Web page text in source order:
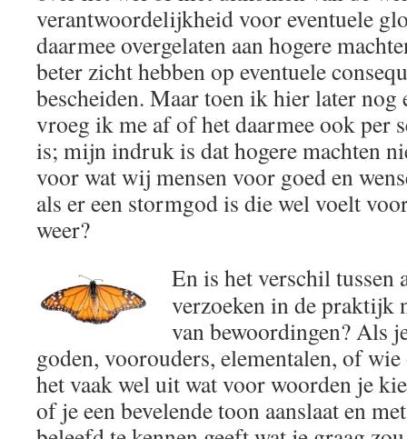
verantwoordelijkheid voor eventuele
daarmee overgelaten aan hogere
beter zicht hebben op eventuele
bescheiden. Maar toen ik hier later nog
vroeg ik me af of het daarmee ook per
is; mijn indruk is dat hogere machten
voor wat wij mensen voor goed en
als er een stormgod is die wel voelt
weer?
En is het verschil tussen
verzoeken in de praktijk
van bewoordingen? Als
goden, voorouders, elementalen, of
het vaak wel uit wat voor woorden je
of je een bevelende toon aanslaat en